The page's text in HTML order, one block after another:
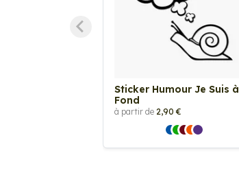
Sticker Humour Je Suis à
Fond
à partir de 2,90 €